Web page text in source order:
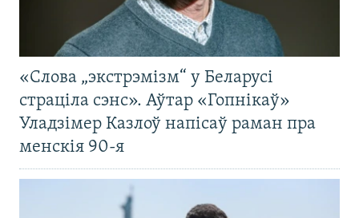
«Слова „экстрэмізм“ у Беларусі
страціла сэнс». Аўтар «Гопнікаў»
Уладзімер Казлоў напісаў раман пра
менскія 90-я